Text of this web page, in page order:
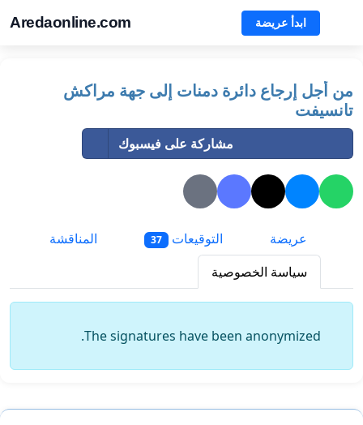
Aredaonline.com ابدأ عريضة
من أجل إرجاع دائرة دمنات إلى جهة مراكش
تانسيفت
مشاركة على فيسبوك
عريضة التوقيعات 37
المناقشة
سياسة الخصوصية
The signatures have been anonymized.